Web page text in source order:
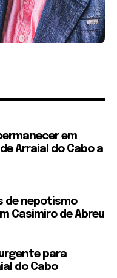
em
Arraial do Cabo a
de nepotismo
Casimiro de Abreu
para
do Cabo